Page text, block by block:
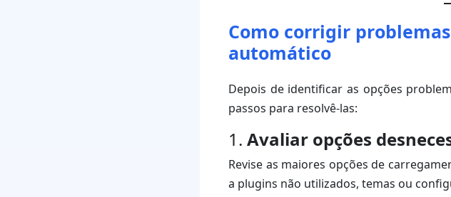
Como corrigir
automático
Depois de identificar as opções
passos para resolvê-las:
1. Avaliar opções
Revise as maiores opções de
a plugins não utilizados, temas ou